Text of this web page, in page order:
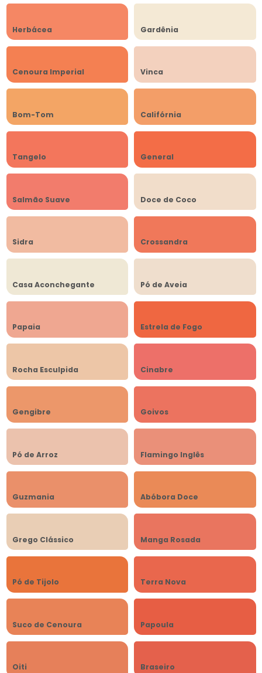
Herbácea Gardênia
Cenoura Imperial Vinca
Bom-Tom Califórnia
Tangelo General
Salmão Suave Doce de Coco
Sidra Crossandra
Casa Aconchegante Pó de Aveia
Papaia Estrela de Fogo
Rocha Esculpida Cinabre
Gengibre Goivos
Pó de Arroz Flamingo Inglês
Guzmania Abóbora Doce
Grego Clássico Manga Rosada
Pó de Tijolo Terra Nova
Suco de Cenoura Papoula
Oiti Braseiro